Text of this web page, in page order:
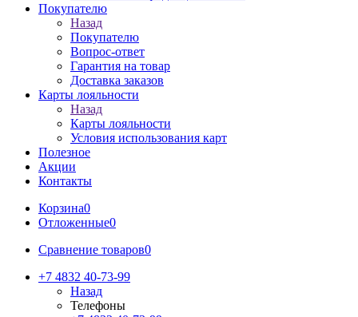
Покупателю
Назад
Покупателю
Вопрос-ответ
Гарантия на товар
Доставка заказов
Карты лояльности
Назад
Карты лояльности
Условия использования карт
Полезное
Акции
Контакты
Корзина0
Отложенные0
Сравнение товаров0
+7 4832 40-73-99
Назад
Телефоны